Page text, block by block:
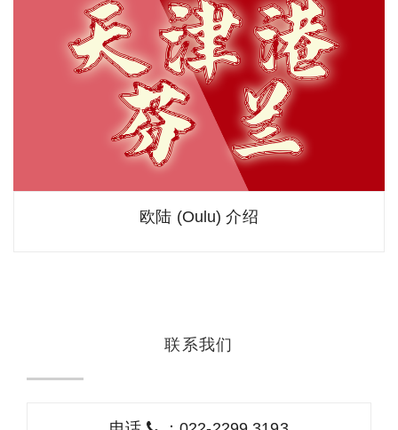
欧陆 (Oulu) 介绍
联系我们